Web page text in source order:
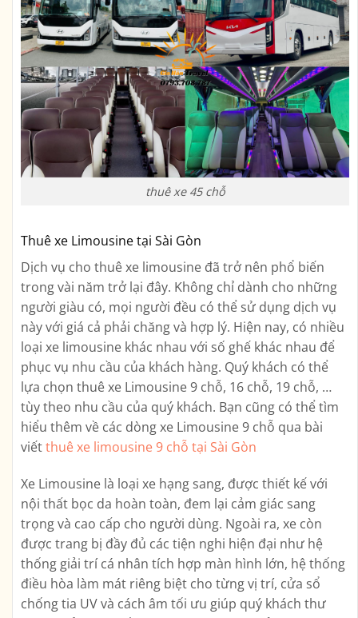
thuê xe 45 chỗ
Thuê xe Limousine tại Sài Gòn
Dịch vụ cho thuê xe limousine đã trở nên phổ biến
trong vài năm trở lại đây. Không chỉ dành cho những
người giàu có, mọi người đều có thể sử dụng dịch vụ
này với giá cả phải chăng và hợp lý. Hiện nay, có nhiều
loại xe limousine khác nhau với số ghế khác nhau để
phục vụ nhu cầu của khách hàng. Quý khách có thể
lựa chọn thuê xe Limousine 9 chỗ, 16 chỗ, 19 chỗ, …
tùy theo nhu cầu của quý khách. Bạn cũng có thể tìm
hiểu thêm về các dòng xe Limousine 9 chỗ qua bài
viếtthuê xe limousine 9 chỗ tại Sài Gòn
Xe Limousine là loại xe hạng sang, được thiết kế với
nội thất bọc da hoàn toàn, đem lại cảm giác sang
trọng và cao cấp cho người dùng. Ngoài ra, xe còn
được trang bị đầy đủ các tiện nghi hiện đại như hệ
thống giải trí cá nhân tích hợp màn hình lớn, hệ thống
điều hòa làm mát riêng biệt cho từng vị trí, cửa sổ
chống tia UV và cách âm tối ưu giúp quý khách thư